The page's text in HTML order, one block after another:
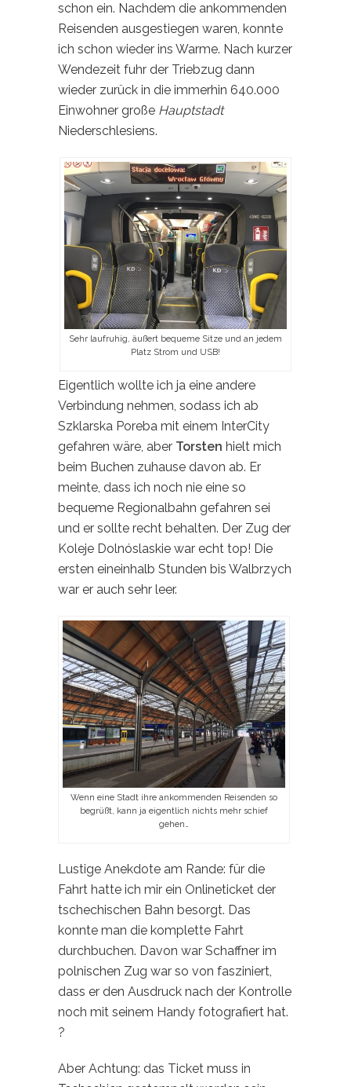
schon ein. Nachdem die ankommenden
Reisenden ausgestiegen waren, konnte
ich schon wieder ins Warme. Nach kurzer
Wendezeit fuhr der Triebzug dann
wieder zurück in die immerhin 640.000
Einwohner große Hauptstadt
Niederschlesiens.
Sehr laufruhig, äußert bequeme Sitze und an jedem
Platz Strom und USB!
Eigentlich wollte ich ja eine andere
Verbindung nehmen, sodass ich ab
Szklarska Poreba mit einem InterCity
gefahren wäre, aber Torsten hielt mich
beim Buchen zuhause davon ab. Er
meinte, dass ich noch nie eine so
bequeme Regionalbahn gefahren sei
und er sollte recht behalten. Der Zug der
Koleje Dolnóslaskie war echt top! Die
ersten eineinhalb Stunden bis Walbrzych
war er auch sehr leer.
Wenn eine Stadt ihre ankommenden Reisenden so
begrüßt, kann ja eigentlich nichts mehr schief
gehen…
Lustige Anekdote am Rande: für die
Fahrt hatte ich mir ein Onlineticket der
tschechischen Bahn besorgt. Das
konnte man die komplette Fahrt
durchbuchen. Davon war Schaffner im
polnischen Zug war so von fasziniert,
dass er den Ausdruck nach der Kontrolle
noch mit seinem Handy fotografiert hat.
?
Aber Achtung: das Ticket muss in